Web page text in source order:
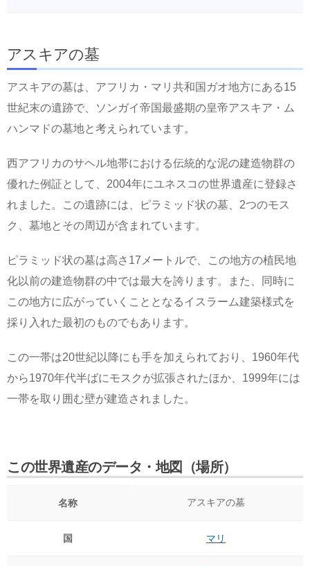
アスキアの墓
アスキアの墓は、アフリカ・マリ共和国ガオ地方にある15
世紀末の遺跡で、ソンガイ帝国最盛期の皇帝アスキア・ム
ハンマドの墓地と考えられています。
西アフリカのサヘル地帯における伝統的な泥の建造物群の
優れた例証として、2004年にユネスコの世界遺産に登録さ
れました。この遺跡には、ピラミッド状の墓、2つのモス
ク、墓地とその周辺が含まれています。
ピラミッド状の墓は高さ17メートルで、この地方の植民地
化以前の建造物群の中では最大を誇ります。また、同時に
この地方に広がっていくこととなるイスラーム建築様式を
採り入れた最初のものでもあります。
この一帯は20世紀以降にも手を加えられており、1960年代
から1970年代半ばにモスクが拡張されたほか、1999年には
一帯を取り囲む壁が建造されました。
この世界遺産のデータ・地図（場所）
名称 アスキアの墓
国 マリ